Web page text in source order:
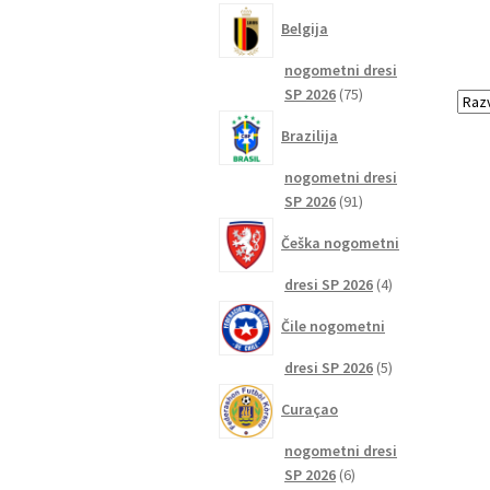
Belgija
nogometni dresi
SP 2026 7575
Brazilija
nogometni dresi
SP 2026 9191
Češka nogometni
dresi SP 2026 44
Čile nogometni
dresi SP 2026 55
Curaçao
nogometni dresi
SP 2026 66